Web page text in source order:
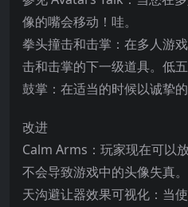
像的嘴会移动！哇。
拳头撞击和击掌：在多人游
击和击掌的下一级道具。低
鼓掌：在适当的时候以诚挚的
改进
Calm Arms：玩家现在可以
不会导致游戏中的头像失真。
天沟避让器效果可视化：当